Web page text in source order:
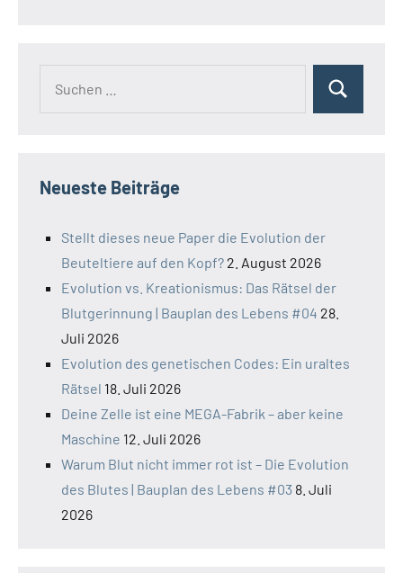
Suchen
Neueste Beiträge
Stellt dieses neue Paper die Evolution der
Beuteltiere auf den Kopf? 2. August 2026
Evolution vs. Kreationismus: Das Rätsel der
Blutgerinnung | Bauplan des Lebens #04 28.
Juli 2026
Evolution des genetischen Codes: Ein uraltes
Rätsel 18. Juli 2026
Deine Zelle ist eine MEGA-Fabrik – aber keine
Maschine 12. Juli 2026
Warum Blut nicht immer rot ist – Die Evolution
des Blutes | Bauplan des Lebens #03 8. Juli
2026